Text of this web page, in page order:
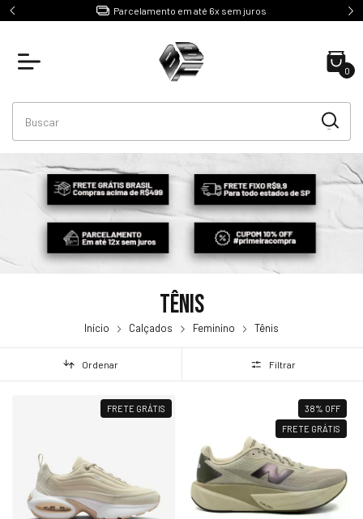
Parcelamento em até 6x sem juros
0
Tênis
Início Calçados Feminino Tênis
Ordenar Filtrar
FRETE GRÁTIS 38% OFF
FRETE GRÁTIS